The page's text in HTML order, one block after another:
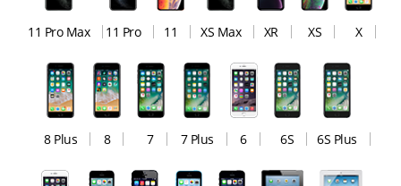
11 Pro Max 11 Pro 11 XS Max XR XS X
8 Plus 8 7 7 Plus 6 6S 6S Plus